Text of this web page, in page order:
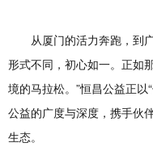
从厦门的活力奔跑，到
形式不同，初心如一。正如
境的马拉松。”恒昌公益正
公益的广度与深度，携手伙
生态。